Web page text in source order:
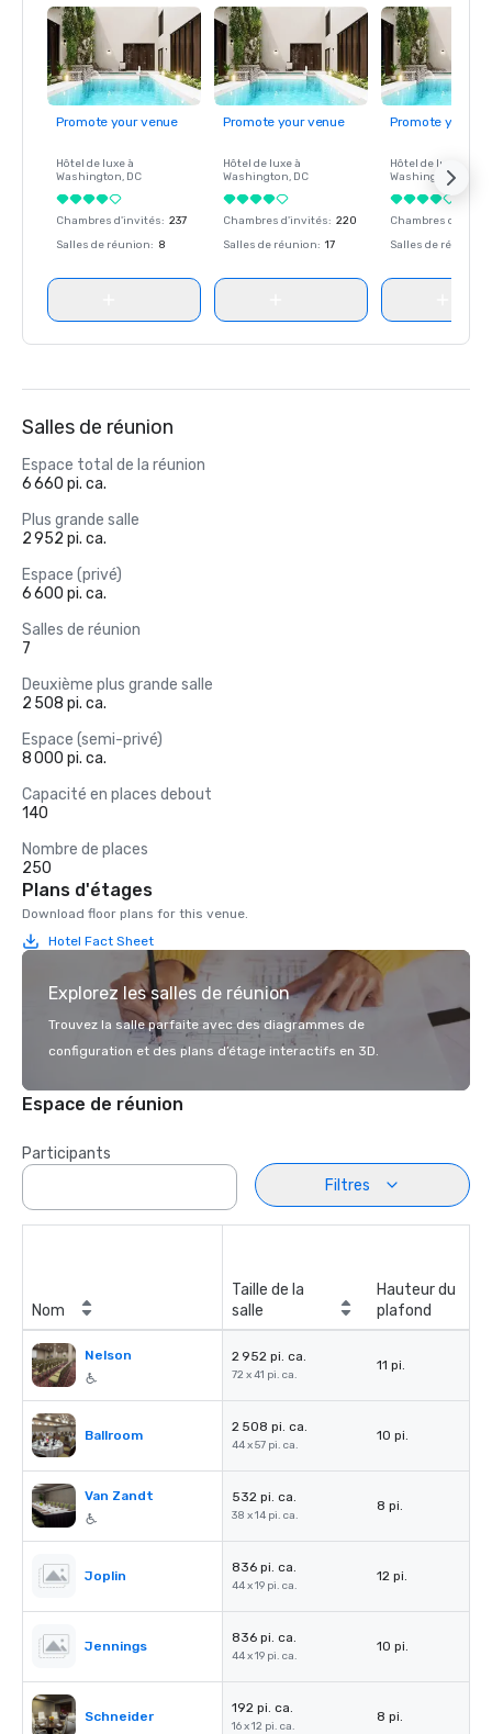
Promote your venue
Hôtel de luxe à
Washington, DC
Chambres d'invités: 237
Salles de réunion: 8
Promote your venue
Hôtel de luxe à
Washington, DC
Chambres d'invités: 220
Salles de réunion: 17
Promote your
Hôtel de luxe à
Washington
Chambres
Salles de réunion
Salles de réunion
Espace total de la réunion
6 660 pi. ca.
Plus grande salle
2 952 pi. ca.
Espace (privé)
6 600 pi. ca.
Salles de réunion
7
Deuxième plus grande salle
2 508 pi. ca.
Espace (semi-privé)
8 000 pi. ca.
Capacité en places debout
140
Nombre de places
250
Plans d'étages
Download floor plans for this venue.
Hotel Fact Sheet
Explorez les salles de réunion
Trouvez la salle parfaite avec des diagrammes de
configuration et des plans d’étage interactifs en 3D.
Espace de réunion
Participants
Filtres
Nom
Taille de la
salle
Hauteur du
plafond
Nelson 2 952 pi. ca.
72 x 41 pi. ca.
11 pi.
Ballroom
2 508 pi. ca.
44 x 57 pi. ca.
10 pi.
Van Zandt 532 pi. ca.
38 x 14 pi. ca.
8 pi.
Joplin
836 pi. ca.
44 x 19 pi. ca.
12 pi.
Jennings
836 pi. ca.
44 x 19 pi. ca.
10 pi.
Schneider
192 pi. ca.
16 x 12 pi. ca.
8 pi.